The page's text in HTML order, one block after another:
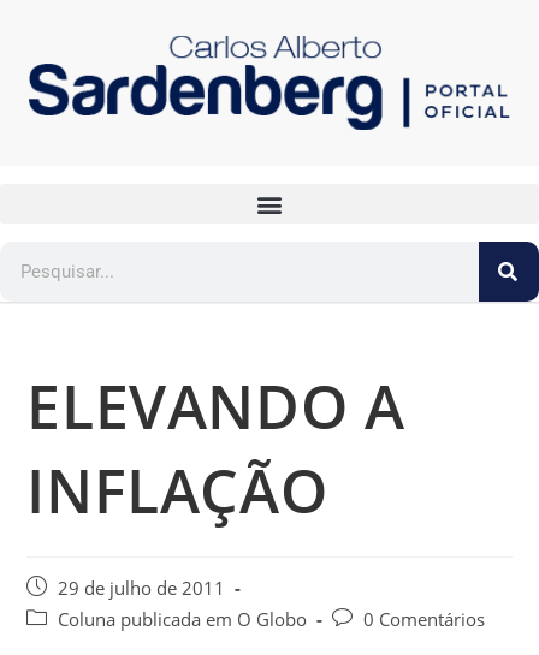
ELEVANDO A
INFLAÇÃO
29 de julho de 2011
Coluna publicada em O Globo
0 Comentários